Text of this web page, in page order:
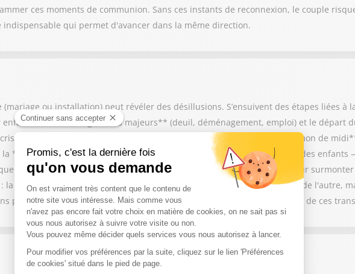
ces moments de communion. Sans ces instants de reconnexion, le couple
qui permet d'avancer dans la même direction.
(mariage ou installation) peut révéler des désillusions. S’ensuivent des étapes liées à
enfant**, les **changements majeurs** (deuil, déménagement, emploi) et le départ
touchent à l’intimité et à l’identité, comme l’**infidélité**, le « **démon de
**retraite** — que l'invité Yves Pslati suggère de distinguer du départ des enfants
toute crise individuelle impacte nécessairement l’équilibre du duo. Pour surmonter
la **communication**. Il est essentiel de ne pas interpréter les pensées de l'autre,
pour adapter les projets de vie communs et ne pas ignorer l'importance de ces